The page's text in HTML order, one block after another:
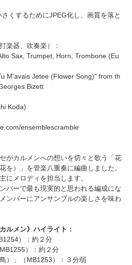
くするためにJPEG化し、画質を落と
楽器、吹奏楽）
：
Sax, Trumpet, Horn, Trombone (Eu
M'avais Jetee (Flower Song)" from th
Bizett
Koda)
ensemblescramble
がカルメンへの想いを切々と歌う「花
を）」を管楽八重奏に編曲しました。
にメロディを担当します。
バーで最も現実的と思われる編成にな
ンバーにアンサンブルの楽しさを味わ
ルメン》ハイライト：
）
：約２分
）
：約２分
）」（MB1253）
：３分弱